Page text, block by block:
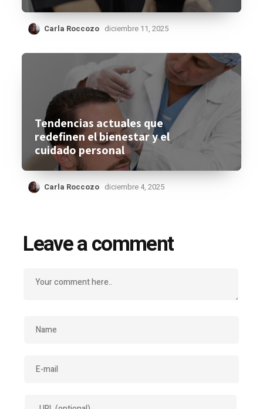
Carla Roccozo diciembre 11, 2025
Tendencias actuales que
redefinen el bienestar y el
cuidado personal
Carla Roccozo diciembre 4, 2025
Leave a comment